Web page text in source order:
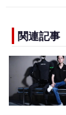
e
b
o
o
k
関連記事